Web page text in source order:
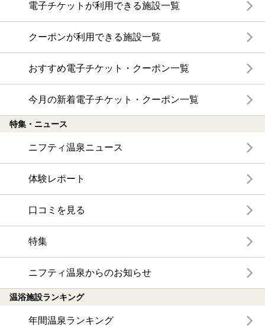
電子チケットが利用できる施設一覧
クーポンが利用できる施設一覧
おすすめ電子チケット・クーポン一覧
今月の新着電子チケット・クーポン一覧
特集・ニュース
ニフティ温泉ニュース
体験レポート
口コミを見る
特集
ニフティ温泉からのお知らせ
温浴施設ランキング
年間温泉ランキング